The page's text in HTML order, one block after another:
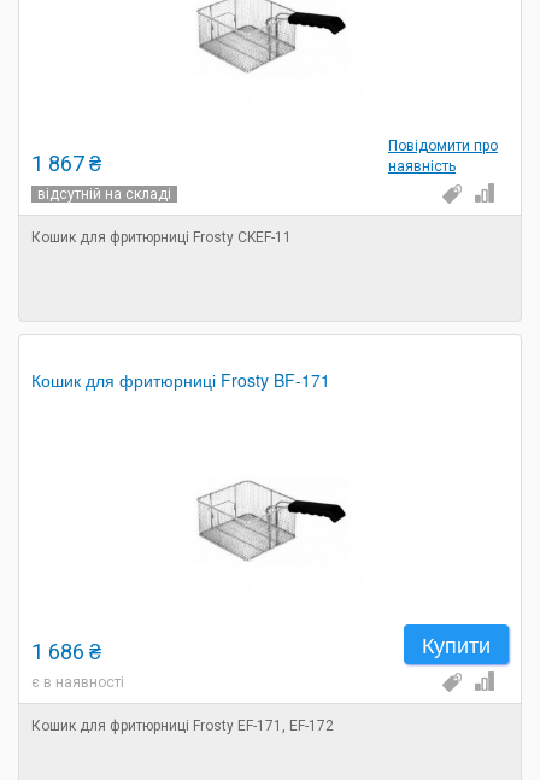
Повідомити про
наявність
1 867 ₴
відсутній на складі
Кошик для фритюрниці Frosty CKEF-11
Кошик для фритюрниці Frosty BF-171
Купити
1 686 ₴
є в наявності
Кошик для фритюрниці Frosty EF-171, EF-172